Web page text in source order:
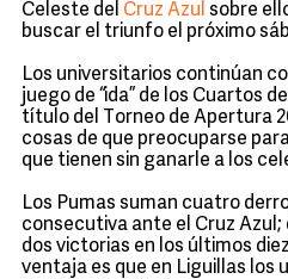
Celeste del Cruz Azul sobre
buscar el triunfo el próximo
Los universitarios continúan
juego de “ida” de los Cuartos
título del Torneo de Apertura
cosas de que preocuparse
que tienen sin ganarle a los
Los Pumas suman cuatro
consecutiva ante el Cruz Azul;
dos victorias en los últimos
ventaja es que en Liguillas los